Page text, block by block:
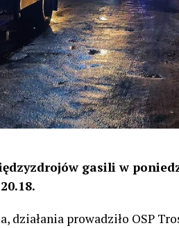
gasili w
działania prowadziło OSP